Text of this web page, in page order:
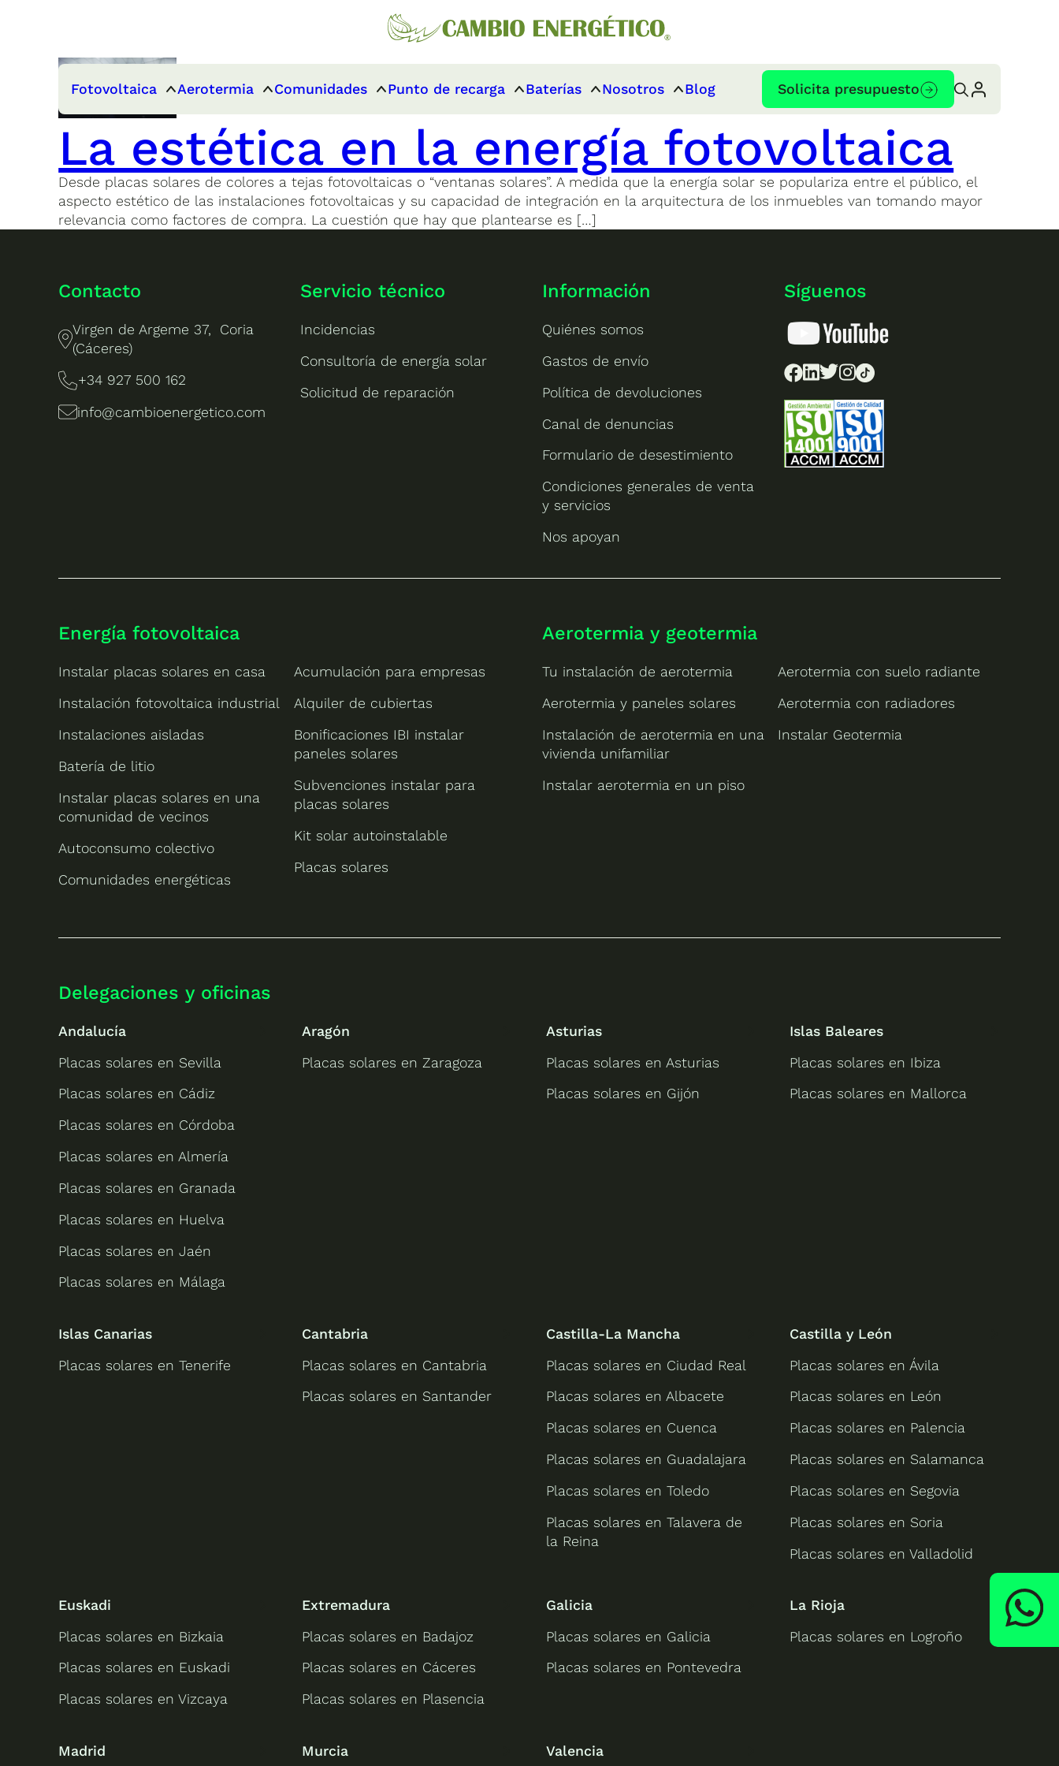
Fotovoltaica Aerotermia Comunidades Punto de recarga Baterías Nosotros Blog Solicita presupuesto
La estética en la energía fotovoltaica
Desde placas solares de colores a tejas fotovoltaicas o “ventanas solares”. A medida que la energía solar se populariza entre el público, el
aspecto estético de las instalaciones fotovoltaicas y su capacidad de integración en la arquitectura de los inmuebles van tomando mayor
relevancia como factores de compra. La cuestión que hay que plantearse es […]
Contacto
Virgen de Argeme 37, Coria
(Cáceres)
+34 927 500 162
info@cambioenergetico.com
Servicio técnico
Incidencias
Consultoría de energía solar
Solicitud de reparación
Información
Quiénes somos
Gastos de envío
Política de devoluciones
Canal de denuncias
Formulario de desestimiento
Condiciones generales de venta
y servicios
Nos apoyan
Síguenos
Energía fotovoltaica
Instalar placas solares en casa
Instalación fotovoltaica industrial
Instalaciones aisladas
Batería de litio
Instalar placas solares en una
comunidad de vecinos
Autoconsumo colectivo
Comunidades energéticas
Acumulación para empresas
Alquiler de cubiertas
Bonificaciones IBI instalar
paneles solares
Subvenciones instalar para
placas solares
Kit solar autoinstalable
Placas solares
Aerotermia y geotermia
Tu instalación de aerotermia
Aerotermia y paneles solares
Instalación de aerotermia en una
vivienda unifamiliar
Instalar aerotermia en un piso
Aerotermia con suelo radiante
Aerotermia con radiadores
Instalar Geotermia
Delegaciones y oficinas
Andalucía
Placas solares en Sevilla
Placas solares en Cádiz
Placas solares en Córdoba
Placas solares en Almería
Placas solares en Granada
Placas solares en Huelva
Placas solares en Jaén
Placas solares en Málaga
Aragón
Placas solares en Zaragoza
Asturias
Placas solares en Asturias
Placas solares en Gijón
Islas Baleares
Placas solares en Ibiza
Placas solares en Mallorca
Islas Canarias
Placas solares en Tenerife
Cantabria
Placas solares en Cantabria
Placas solares en Santander
Castilla-La Mancha
Placas solares en Ciudad Real
Placas solares en Albacete
Placas solares en Cuenca
Placas solares en Guadalajara
Placas solares en Toledo
Placas solares en Talavera de
la Reina
Castilla y León
Placas solares en Ávila
Placas solares en León
Placas solares en Palencia
Placas solares en Salamanca
Placas solares en Segovia
Placas solares en Soria
Placas solares en Valladolid
Euskadi
Placas solares en Bizkaia
Placas solares en Euskadi
Placas solares en Vizcaya
Extremadura
Placas solares en Badajoz
Placas solares en Cáceres
Placas solares en Plasencia
Galicia
Placas solares en Galicia
Placas solares en Pontevedra
La Rioja
Placas solares en Logroño
Madrid Murcia Valencia